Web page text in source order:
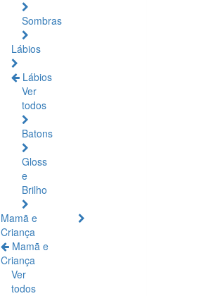
Sombras
Lábios
Lábios
Ver
todos
Batons
Gloss
e
Brilho
Mamã e
Criança
Mamã e
Criança
Ver
todos